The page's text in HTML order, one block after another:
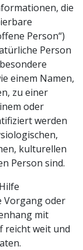
die
Person“)
Person
einem Namen,
zu einer
oder
werden
kulturellen
Person sind.
oder
mit
reicht weit und